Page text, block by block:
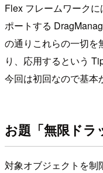
Flex フレームワーク
ポートする
の通りこれらの一切を
り、応用するという
今回は初回なので基本
お題「無限ドラ
対象オブジェクトを制